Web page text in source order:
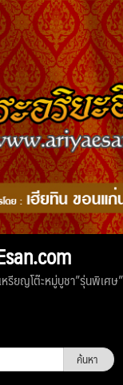
เหรียญโต๊ะหมู่บูชา”รุ่นพิเศ